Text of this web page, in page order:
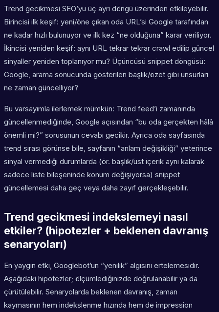
Trend gecikmesi SEO’yu üç ayrı döngü üzerinden etkileyebilir.
Birincisi ilk keşif: yeni/öne çıkan oda URL’si Google tarafından
ne kadar hızlı bulunuyor ve ilk kez “ne olduğuna” karar veriliyor.
İkincisi yeniden keşif: aynı URL tekrar tekrar crawl edilip güncel
sinyaller yeniden toplanıyor mu? Üçüncüsü snippet döngüsü:
Google, arama sonucunda gösterilen başlık/özet gibi unsurları
ne zaman güncelliyor?
Bu varsayımla ilerlemek mümkün: Trend feed’i zamanında
güncellenmediğinde, Google açısından “bu oda gerçekten hâlâ
önemli mi?” sorusunun cevabı gecikir. Ayrıca oda sayfasında
trend sırası görünse bile, sayfanın “anlam değişikliği” yeterince
sinyal vermediği durumlarda (ör. başlık/üst içerik aynı kalarak
sadece liste bileşeninde konum değişiyorsa) snippet
güncellemesi daha geç veya daha zayıf gerçekleşebilir.
Trend gecikmesi indekslemeyi nasıl
etkiler? (hipotezler + beklenen davranış
senaryoları)
En yaygın etki, Googlebot’un “yenilik” algısını ertelemesidir.
Aşağıdaki hipotezler; ölçümlediğinizde doğrulanabilir ya da
çürütülebilir. Senaryolarda beklenen davranış, zaman
kaymasının hem indekslenme hızında hem de impression